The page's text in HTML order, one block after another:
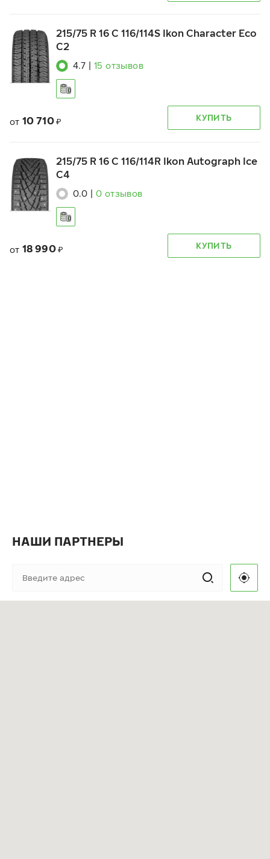
215/75 R 16 C 116/114S Ikon Character Eco
C2
4.7 15 отзывов
от 10 710 ₽ КУПИТЬ
215/75 R 16 C 116/114R Ikon Autograph Ice
C4
0.0 0 отзывов
от 18 990 ₽ КУПИТЬ
НАШИ ПАРТНЕРЫ